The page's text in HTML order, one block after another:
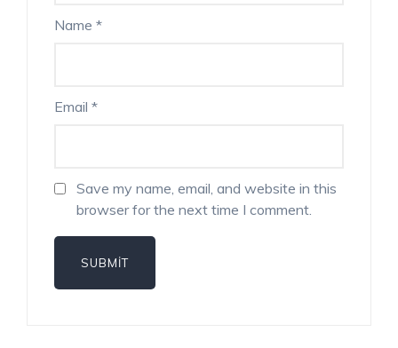
Name *
Email *
Save my name, email, and website in this
browser for the next time I comment.